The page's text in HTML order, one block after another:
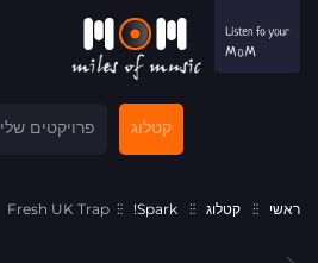
קטלוג פרויקטים שלי
ראשי קטלוג Spark!
Fresh UK Trap